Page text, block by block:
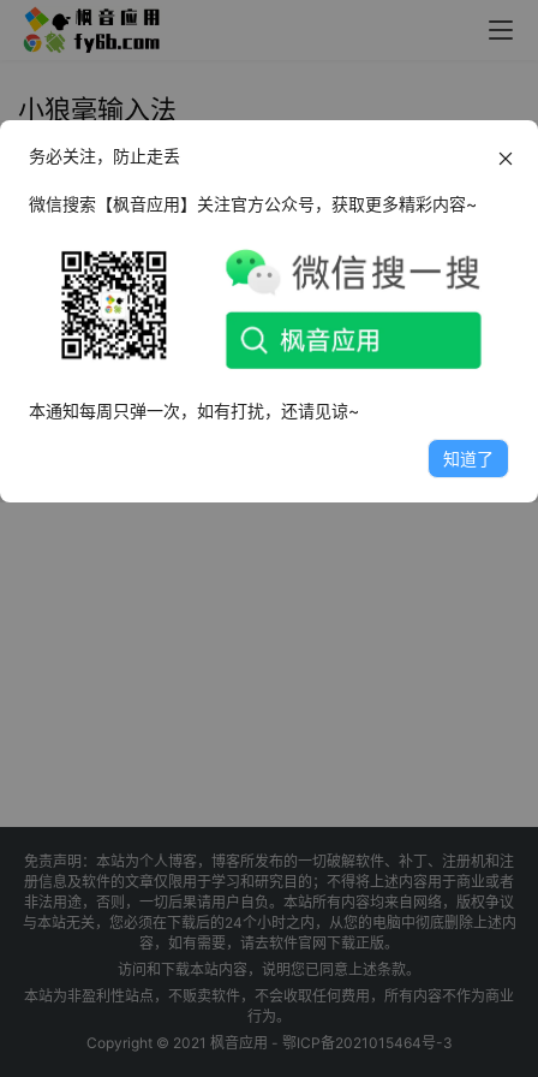
小狼毫输入法
Weasel_v0.15.1 水龙月版
2024年5月6日
免责声明：本站为个人博客，博客所发布的一切破解软件、补丁、注册机和注
册信息及软件的文章仅限用于学习和研究目的；不得将上述内容用于商业或者
非法用途，否则，一切后果请用户自负。本站所有内容均来自网络，版权争议
与本站无关，您必须在下载后的24个小时之内，从您的电脑中彻底删除上述内
容，如有需要，请去软件官网下载正版。
访问和下载本站内容，说明您已同意上述条款。
本站为非盈利性站点，不贩卖软件，不会收取任何费用，所有内容不作为商业
行为。
Copyright © 2021 枫音应用 - 鄂ICP备2021015464号-3
务必关注，防止走丢
微信搜索【枫音应用】关注官方公众号，获取更多精彩内容~
本通知每周只弹一次，如有打扰，还请见谅~
知道了